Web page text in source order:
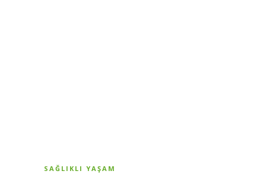
SAĞLIKLI YAŞAM